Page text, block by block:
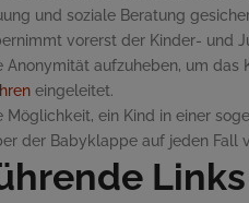
und soziale Beratung
vorerst der Kinder- und
Anonymität aufzuheben, um
eingeleitet.
Möglichkeit, ein Kind in einer
der Babyklappe auf jeden Fall
Links